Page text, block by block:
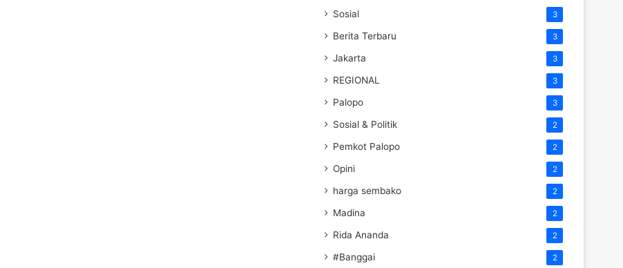
Sosial 3
Berita Terbaru 3
Jakarta 3
REGIONAL 3
Palopo 3
Sosial & Politik 2
Pemkot Palopo 2
Opini 2
harga sembako 2
Madina 2
Rida Ananda 2
#Banggai 2